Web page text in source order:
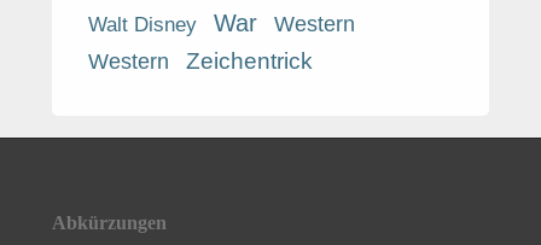
Walt Disney War
Western
Western
Zeichentrick
Footer
Abkürzungen